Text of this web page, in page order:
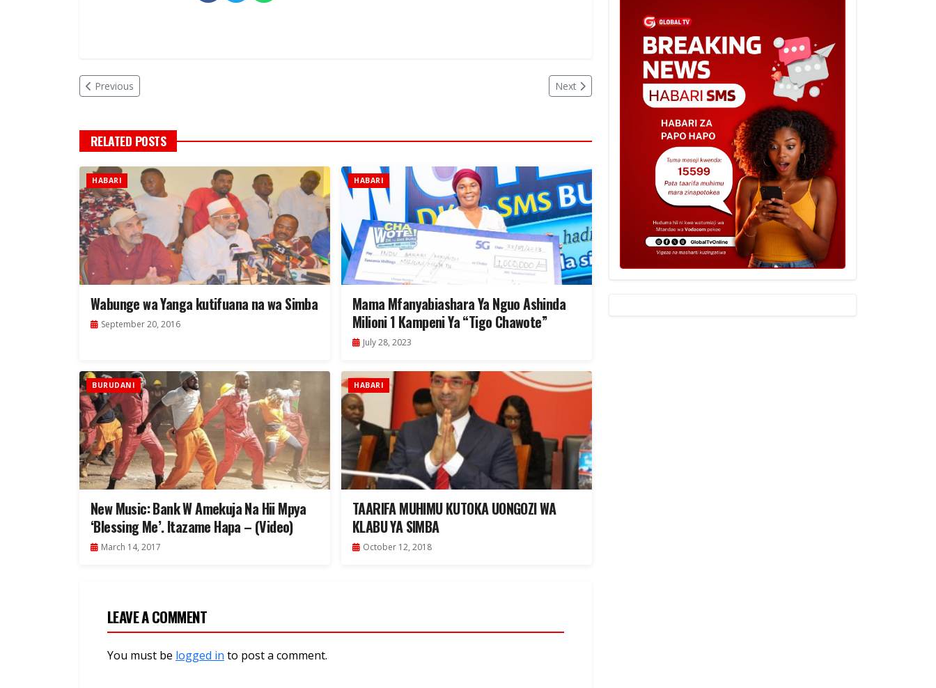
Previous Next
RELATED POSTS
HABARI
Wabunge wa Yanga kutifuana na wa Simba
September 20, 2016
HABARI
Mama Mfanyabiashara Ya Nguo Ashinda
Milioni 1 Kampeni Ya “Tigo Chawote”
July 28, 2023
BURUDANI
New Music: Bank W Amekuja Na Hii Mpya
‘Blessing Me’. Itazame Hapa – (Video)
March 14, 2017
HABARI
TAARIFA MUHIMU KUTOKA UONGOZI WA
KLABU YA SIMBA
October 12, 2018
LEAVE A COMMENT
You must be logged in to post a comment.